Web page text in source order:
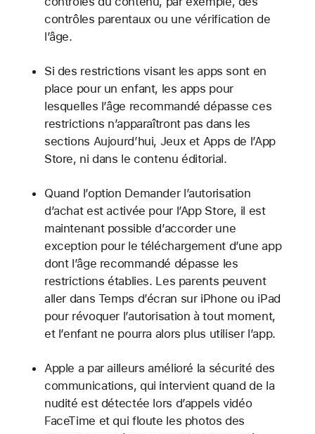
contrôles parentaux ou une vérification de
l’âge.
Si des restrictions visant les apps sont en
place pour un enfant, les apps pour
lesquelles l’âge recommandé dépasse ces
restrictions n’apparaîtront pas dans les
sections Aujourd’hui, Jeux et Apps de l’App
Store, ni dans le contenu éditorial.
Quand l’option Demander l’autorisation
d’achat est activée pour l’App Store, il est
maintenant possible d’accorder une
exception pour le téléchargement d’une app
dont l’âge recommandé dépasse les
restrictions établies. Les parents peuvent
aller dans Temps d’écran sur iPhone ou iPad
pour révoquer l’autorisation à tout moment,
et l’enfant ne pourra alors plus utiliser l’app.
Apple a par ailleurs amélioré la sécurité des
communications, qui intervient quand de la
nudité est détectée lors d’appels vidéo
FaceTime et qui floute les photos des